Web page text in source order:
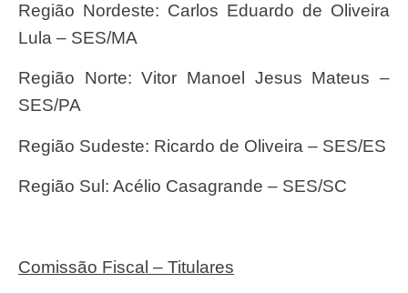
Região Nordeste: Carlos Eduardo de Oliveira
Lula – SES/MA
Região Norte: Vitor Manoel Jesus Mateus –
SES/PA
Região Sudeste: Ricardo de Oliveira – SES/ES
Região Sul: Acélio Casagrande – SES/SC
Comissão Fiscal – Titulares